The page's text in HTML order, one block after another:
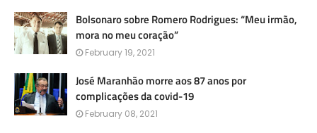
Bolsonaro sobre Romero Rodrigues: “Meu irmão,
mora no meu coração”
February 19, 2021
José Maranhão morre aos 87 anos por
complicações da covid-19
February 08, 2021